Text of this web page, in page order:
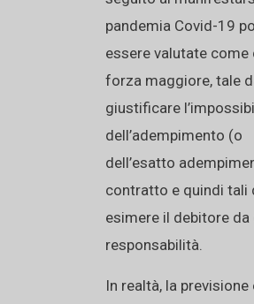
pandemia Covid-19
essere valutate come
forza maggiore, tale
giustificare
dell’adempimento (o
dell’esatto
contratto e quindi tali
esimere il debitore da
responsabilità.
In realtà, la previsione